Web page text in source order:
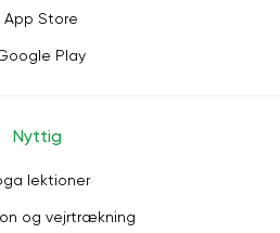
App Store
Play
Nyttig
lektioner
og vejrtrækning